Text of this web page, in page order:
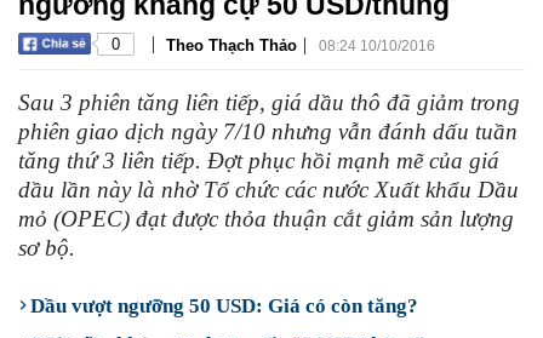
0 | Theo Thạch Thảo | 08:24 10/10/2016
Sau 3 phiên tăng liên tiếp, giá dầu thô đã giảm trong
phiên giao dịch ngày 7/10 nhưng vẫn đánh dấu tuần
tăng thứ 3 liên tiếp. Đợt phục hồi mạnh mẽ của giá
dầu lần này là nhờ Tổ chức các nước Xuất khẩu Dầu
mỏ (OPEC) đạt được thỏa thuận cắt giảm sản lượng
sơ bộ.
Dầu vượt ngưỡng 50 USD: Giá có còn tăng?